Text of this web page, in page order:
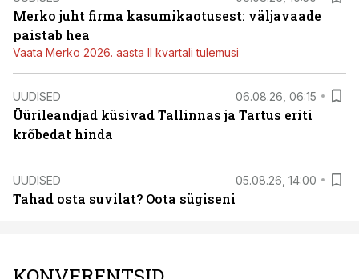
Merko juht firma kasumikaotusest: väljavaade
paistab hea
Vaata Merko 2026. aasta II kvartali tulemusi
UUDISED 06.08.26, 06:15
Üürileandjad küsivad Tallinnas ja Tartus eriti
krõbedat hinda
UUDISED 05.08.26, 14:00
Tahad osta suvilat? Oota sügiseni